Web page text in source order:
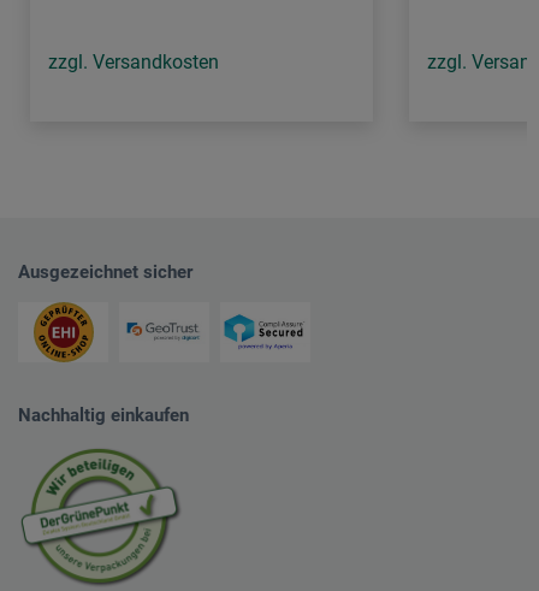
zzgl. Versandkosten zzgl.
Ausgezeichnet sicher
Nachhaltig einkaufen